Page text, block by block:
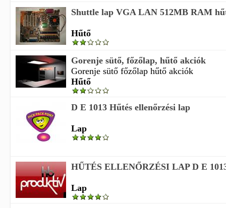
Shuttle lap VGA LAN 512MB RAM
Hűtő
Gorenje sütő, főzőlap, hűtő akciók
Gorenje sütő főzőlap hűtő akciók
Hűtő
D E 1013 Hűtés ellenőrzési lap
Lap
HŰTÉS ELLENŐRZÉSI LAP D E
Lap